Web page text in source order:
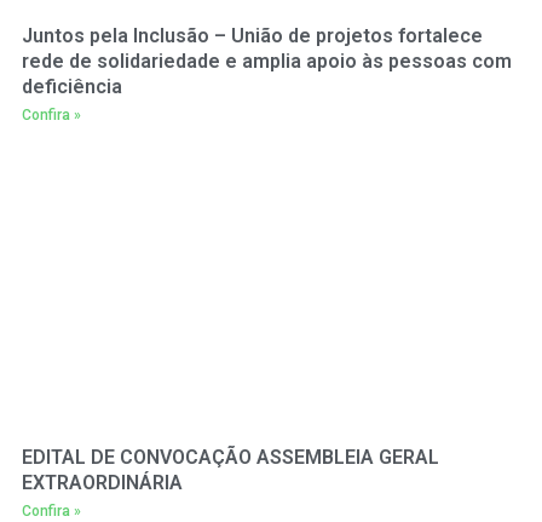
Juntos pela Inclusão – União de projetos fortalece
rede de solidariedade e amplia apoio às pessoas com
deficiência
Confira »
EDITAL DE CONVOCAÇÃO ASSEMBLEIA GERAL
EXTRAORDINÁRIA
Confira »